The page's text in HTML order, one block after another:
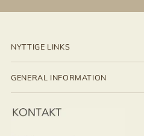
NYTTIGE LINKS
GENERAL INFORMATION